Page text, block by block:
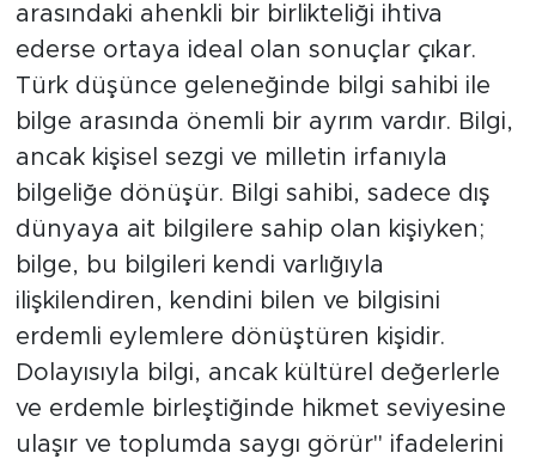
arasındaki ahenkli bir birlikteliği ihtiva
ederse ortaya ideal olan sonuçlar çıkar.
Türk düşünce geleneğinde bilgi sahibi ile
bilge arasında önemli bir ayrım vardır. Bilgi,
ancak kişisel sezgi ve milletin irfanıyla
bilgeliğe dönüşür. Bilgi sahibi, sadece dış
dünyaya ait bilgilere sahip olan kişiyken;
bilge, bu bilgileri kendi varlığıyla
ilişkilendiren, kendini bilen ve bilgisini
erdemli eylemlere dönüştüren kişidir.
Dolayısıyla bilgi, ancak kültürel değerlerle
ve erdemle birleştiğinde hikmet seviyesine
ulaşır ve toplumda saygı görür" ifadelerini